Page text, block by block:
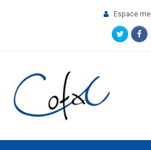
Espace
Twitter